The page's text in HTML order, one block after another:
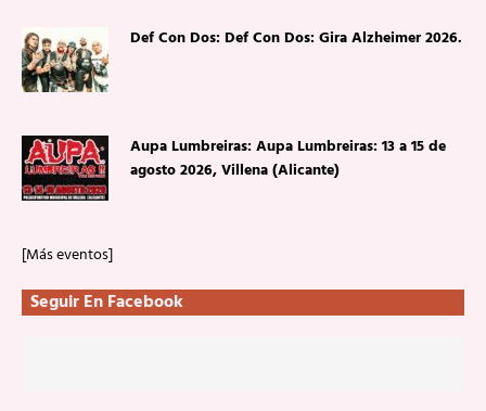
Def Con Dos: Def Con Dos: Gira Alzheimer 2026.
Aupa Lumbreiras: Aupa Lumbreiras: 13 a 15 de
agosto 2026, Villena (Alicante)
[Más eventos]
Seguir En Facebook